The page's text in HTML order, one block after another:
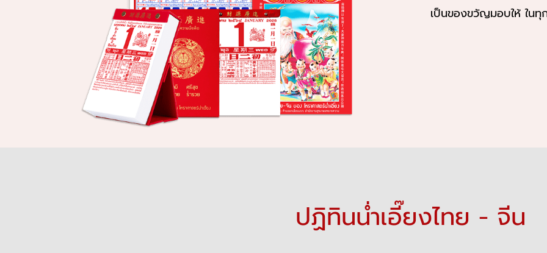
เป็นของขวัญมอบให้ ในทุ
ปฏิทินน่ำเอี๊ยงไทย - จีน